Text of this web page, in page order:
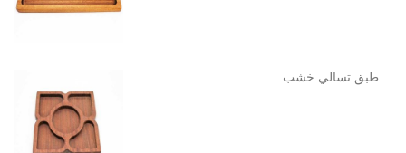
طبق تسالي خشب